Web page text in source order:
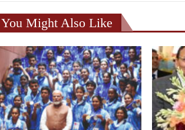
You Might Also Like